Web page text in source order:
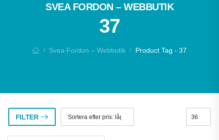
SVEA FORDON – WEBBUTIK
37
/ Svea Fordon – Webbutik / Product Tag - 37
FILTER